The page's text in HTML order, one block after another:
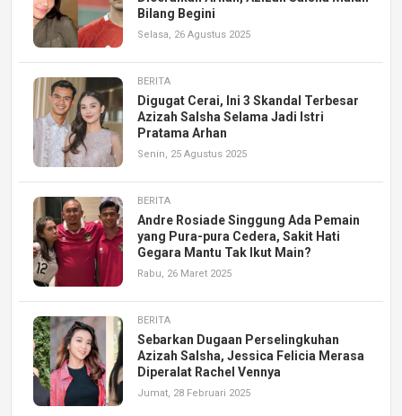
Bilang Begini
Selasa, 26 Agustus 2025
BERITA
Digugat Cerai, Ini 3 Skandal Terbesar
Azizah Salsha Selama Jadi Istri
Pratama Arhan
Senin, 25 Agustus 2025
BERITA
Andre Rosiade Singgung Ada Pemain
yang Pura-pura Cedera, Sakit Hati
Gegara Mantu Tak Ikut Main?
Rabu, 26 Maret 2025
BERITA
Sebarkan Dugaan Perselingkuhan
Azizah Salsha, Jessica Felicia Merasa
Diperalat Rachel Vennya
Jumat, 28 Februari 2025